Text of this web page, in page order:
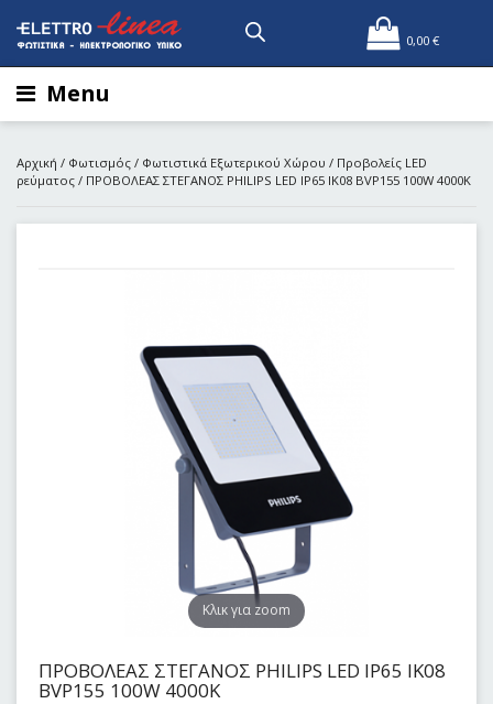
0,00 €
Menu
Αρχική / Φωτισμός / Φωτιστικά Εξωτερικού Χώρου / Προβολείς LED
ρεύματος / ΠΡΟΒΟΛΕΑΣ ΣΤΕΓΑΝΟΣ PHILIPS LED IP65 IK08 BVP155 100W 4000K
Kλικ για zoom
ΠΡΟΒΟΛΕΑΣ ΣΤΕΓΑΝΟΣ PHILIPS LED IP65 IK08
BVP155 100W 4000K